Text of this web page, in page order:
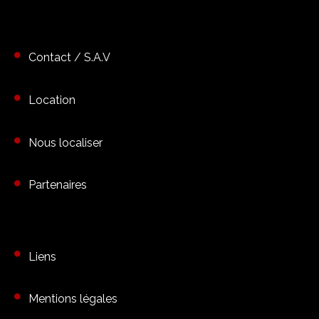
Contact / S.A.V
Location
Nous localiser
Partenaires
Liens
Mentions légales